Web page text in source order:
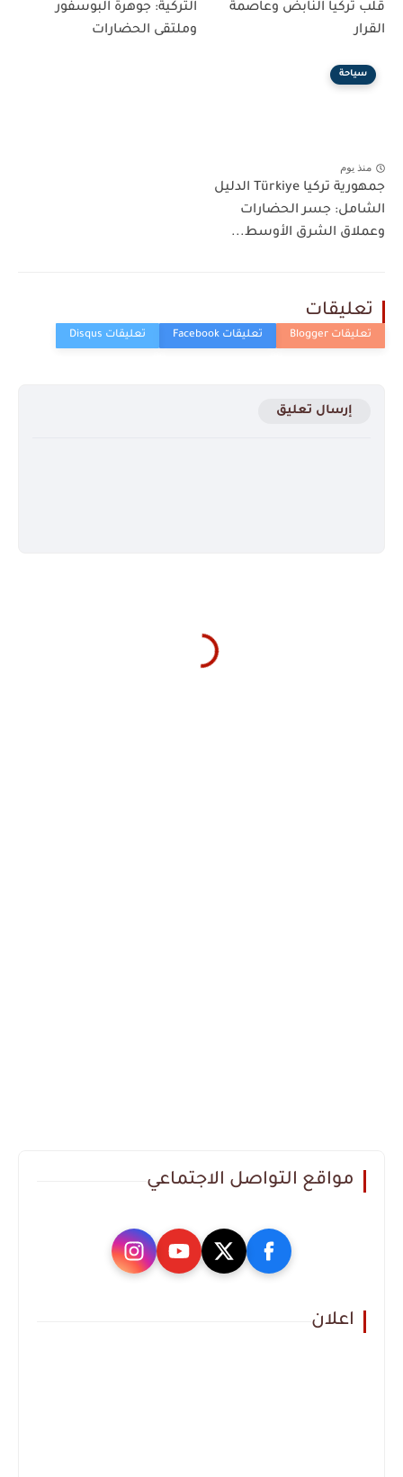
قلب تركيا النابض وعاصمة
القرار
التركية: جوهرة البوسفور
وملتقى الحضارات
سياحة
منذ يوم
جمهورية تركيا Türkiye الدليل
الشامل: جسر الحضارات
وعملاق الشرق الأوسط...
تعليقات
إرسال تعليق
مواقع التواصل الاجتماعي
اعلان